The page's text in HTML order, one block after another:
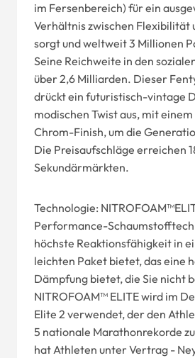
im Fersenbereich) für ein
Verhältnis zwischen Flexibilität
sorgt und weltweit 3 Millionen
Seine Reichweite in den
über 2,6 Milliarden. Dieser
drückt ein futuristisch-vintage
modischen Twist aus, mit
Chrom-Finish, um die
Die Preisaufschläge erreichen
Sekundärmärkten.
Technologie:
Performance-
höchste Reaktionsfähigkeit in
leichten Paket bietet, das eine
Dämpfung bietet, die Sie nicht
NITROFOAM™ ELITE wird im
Elite 2 verwendet, der den
5 nationale Marathonrekorde
hat Athleten unter Vertrag -